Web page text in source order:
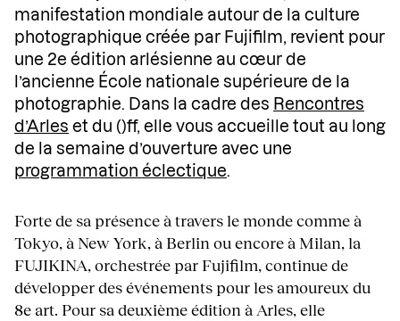
manifestation mondiale autour de la culture
photographique créée par Fujifilm, revient pour
une 2e édition arlésienne au cœur de
l’ancienne École nationale supérieure de la
photographie. Dans la cadre des Rencontres
d’Arles et du ()ff, elle vous accueille tout au long
de la semaine d’ouverture avec une
programmation éclectique.
Forte de sa présence à travers le monde comme à
Tokyo, à New York, à Berlin ou encore à Milan, la
FUJIKINA, orchestrée par Fujifilm, continue de
développer des événements pour les amoureux du
8e art. Pour sa deuxième édition à Arles, elle